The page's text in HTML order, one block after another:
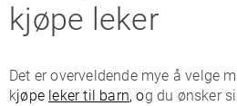
kjøpe leker
Det er overveldende mye å velge
kjøpe leker til barn, og du ønsker